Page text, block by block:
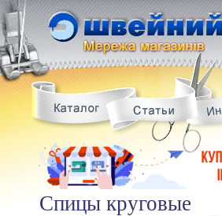
Спицы круговые